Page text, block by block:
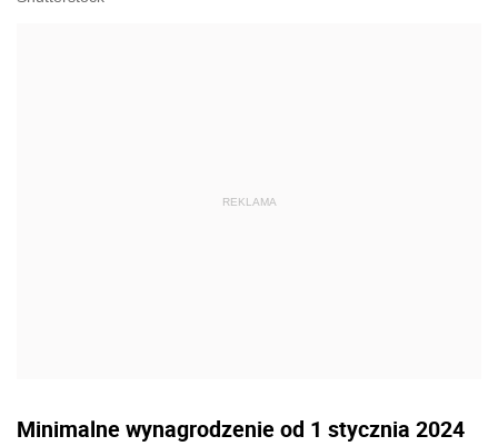
Minimalne wynagrodzenie od 1 stycznia 2024